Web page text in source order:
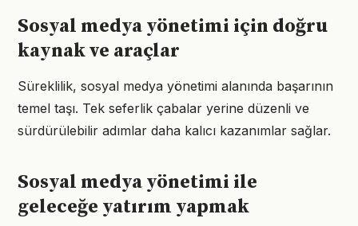
Sosyal medya yönetimi için doğru
kaynak ve araçlar
Süreklilik, sosyal medya yönetimi alanında başarının
temel taşı. Tek seferlik çabalar yerine düzenli ve
sürdürülebilir adımlar daha kalıcı kazanımlar sağlar.
Sosyal medya yönetimi ile
geleceğe yatırım yapmak